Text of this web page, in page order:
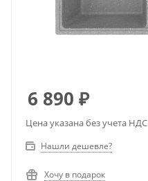
6 890 ₽
Цена указана без учета НДС
Нашли дешевле?
Хочу в подарок